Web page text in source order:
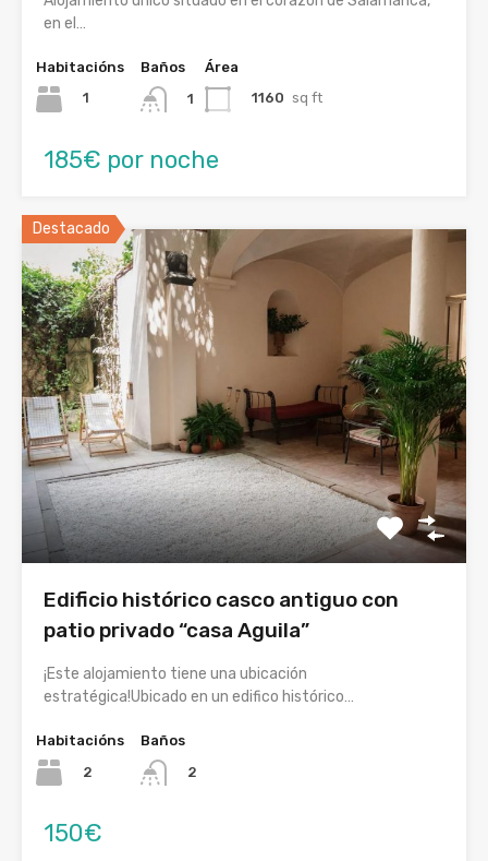
en el…
Habitacións
1
Baños
1
Área
1160 sq ft
185€ por noche
Destacado
Edificio histórico casco antiguo con
patio privado “casa Aguila”
¡Este alojamiento tiene una ubicación
estratégica!Ubicado en un edifico histórico…
Habitacións
2
Baños
2
150€